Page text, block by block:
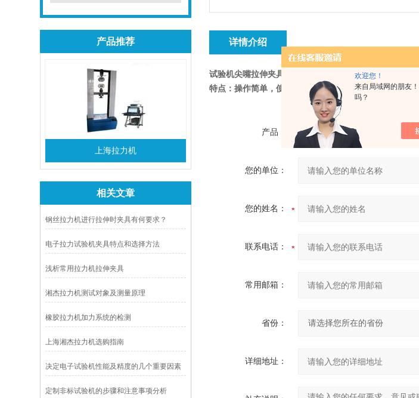
欢迎您！
来自局域网的朋友
吗？
产品推荐
上海拉力机
相关文章
钢丝拉力机进行拉伸时夹具有何要求？
电子拉力试验机夹具特点和选择方法
浅析常用拉力机拉伸夹具
湘杰拉力机测试对象及测量原理
橡胶拉力机加力系统的检测
上海湘杰拉力机选购指南
决定电子试验机性能及精度的几个重要因素
定制非标试验机的步骤和注意事项分析
详情介绍
试验机尖嘴拉伸夹具
特点：操作简单，使用方便
产品：
您的单位：
您的姓名：
联系电话：
常用邮箱：
省份：
详细地址：